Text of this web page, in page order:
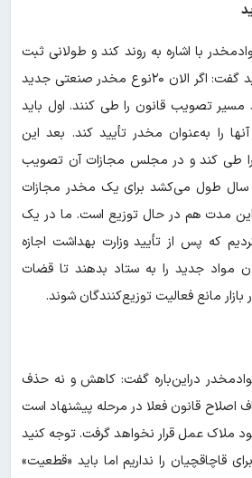
با اشاره به روند کند و طولانی ثبت
موادمخدر صنعتی و جدید گفت: اگر الان ۲۰نوع مخدر صنعتی جدید
مسیر تصویب قانون را طی کنند. اول باید
را به‌عنوان مخدر تأیید کند. بعد این
را طی کند و در مجلس مجازات آن تصویب
سال طول می‌کشد برای یک مخدر مجازات
مدت هم در حال توزیع است. ما در یک
که پس از تأیید وزارت بهداشت اجازه
جدید را به ستاد بدهند تا قضات
بازار مانع فعالیت توزیع‌کنندگان شوند.
دراین‌باره گفت: کاهش و نه حذف
اصلاح قانون فعلا در مرحله پیشنهاد است
ملاک عمل قرار نخواهد گرفت. توجه کنید
قاچاقچیان را نداریم اما باید «قطعیت»